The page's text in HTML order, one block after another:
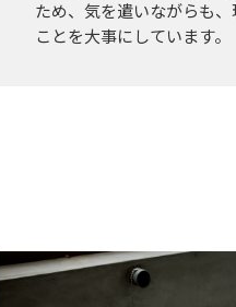
ため、気を遣いながらも
ことを大事にしています。